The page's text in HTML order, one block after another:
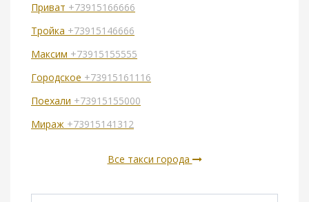
Приват +73915166666
Тройка +73915146666
Максим +73915155555
Городское +73915161116
Поехали +73915155000
Мираж +73915141312
Все такси города